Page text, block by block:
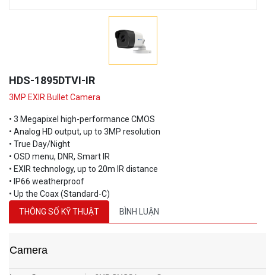
• Analog HD output, up to 3MP resolution
• True Day/Night
• OSD menu, DNR, Smart IR
• EXIR technology, up to 20m IR distance
• IP66 weatherproof
• Up the Coax (Standard-C)
THÔNG SỐ KỸ THUẬT
BÌNH LUẬN
Image Sensor: 3MP CMOS Image Sensor